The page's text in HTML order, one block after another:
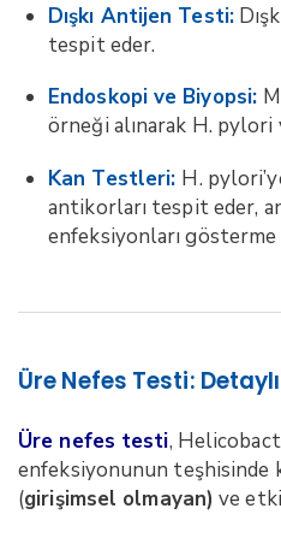
Dışkı Antijen Testi:
tespit eder.
Endoskopi ve Biyopsi:
örneği alınarak H. pylori
Kan Testleri: H.
antikorları tespit eder,
enfeksiyonları gösterme
Üre Nefes Testi:
Üre nefes testi,
enfeksiyonunun teşhisinde
(girişimsel olmayan) ve